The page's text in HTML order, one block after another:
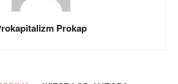
Prokap